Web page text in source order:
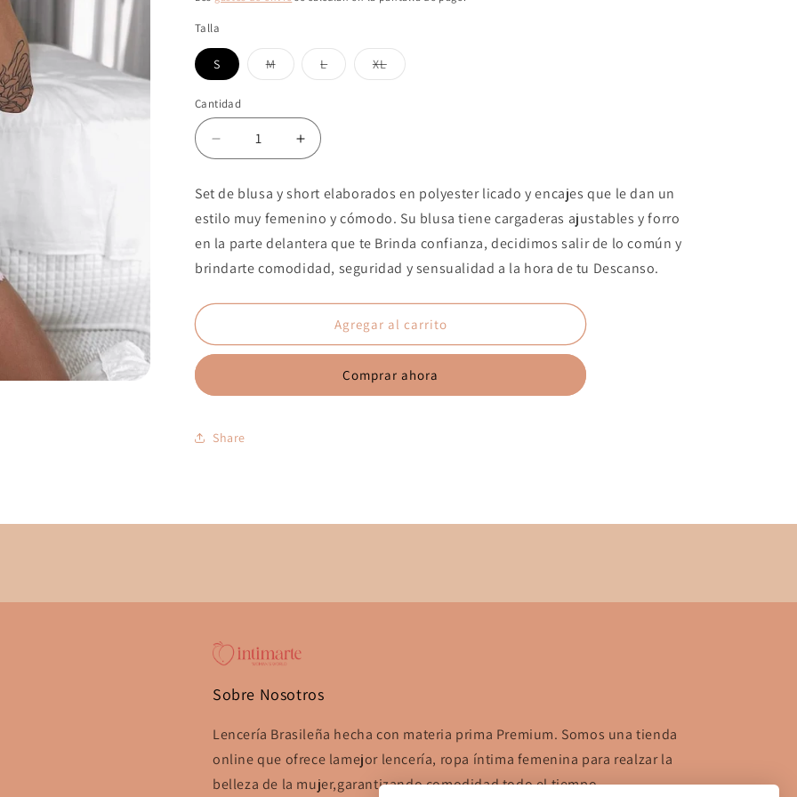
Talla
S MVariante
agotada
LVariante
agotada
XLVariante
agotada
Cantidad
Reducir
cantidad
para
PIJAMA
SHORTDOOL
ROSA
ROSA/GRIS
Aumentar
cantidad
PIJAMA
SHORTDOOL
ROSA
ROSA/GRIS
Set de blusa y short elaborados en polyester licado y encajes que le dan un
estilo muy femenino y cómodo. Su blusa tiene cargaderas ajustables y forro
en la parte delantera que te Brinda confianza, decidimos salir de lo común y
brindarte comodidad, seguridad y sensualidad a la hora de tu Descanso.
Agregar al carrito
Comprar ahora
Share
Sobre Nosotros
Lencería Brasileña hecha con materia prima Premium. Somos una tienda
online que ofrece lamejor lencería, ropa íntima femenina para realzar la
belleza de la mujer,garantizando comodidad todo el tiempo.